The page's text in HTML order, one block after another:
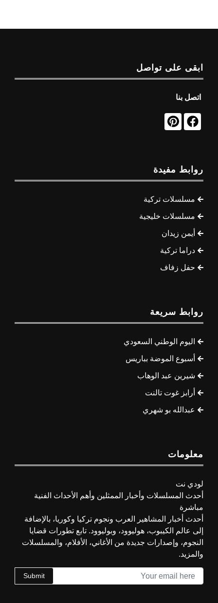
ابقى على تواصل
اتصل بنا
روابط مفيدة
مسلسلات تركية
مسلسلات خليجية
أيمن زيدان
دراما تركية
حفل زفاف
روابط سريعة
اليوم الوطني السعودي
أسبوع الموضة بباريس
شيرين عبد الوهاب
أرابز غوت تالنت
عبدالله بو شهري
معلومات
لودي نت
أحدث المسلسلات وأخبار الممثلين وأهم الأحداث الفنية
مباشرة
أحدث أخبار المشاهير العرب ونجوم تركيا وكوريا، بالإضافة
إلى عالم الكيبوب، هوليوود، وبوليوود. تابع تطورات قضايا
النجوم، وإصدارات جديدة من الأغاني، الأفلام، والمسلسلات
والمزيد.
Submit